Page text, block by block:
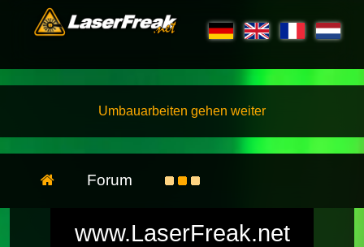
Umbauarbeiten gehen weiter
Forum
www.LaserFreak.net